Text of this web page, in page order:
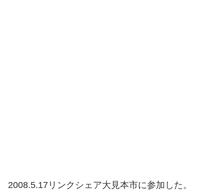
2008.5.17リンクシェア大見本市に参加した。